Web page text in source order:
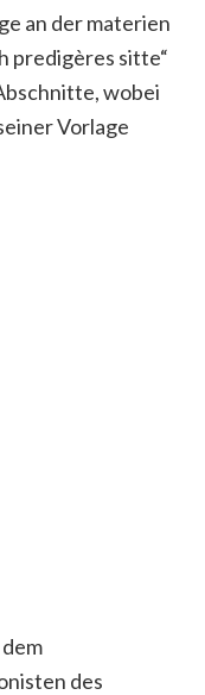
an der materien
predigères sitte“
wobei
Vorlage
des